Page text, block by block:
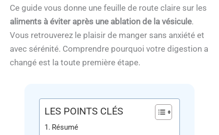
Ce guide vous donne une feuille de route claire sur les
aliments à éviter après une ablation de la vésicule.
Vous retrouverez le plaisir de manger sans anxiété et
avec sérénité. Comprendre pourquoi votre digestion a
changé est la toute première étape.
LES POINTS CLÉS
Résumé